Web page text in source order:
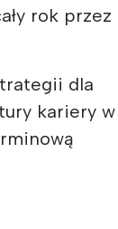
rok przez
dla
kariery w